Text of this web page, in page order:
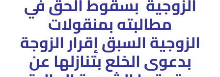
مطالبته بمنقولات
الزوجية السبق إقرار الزوجة
بدعوى الخلع بتنازلها عن